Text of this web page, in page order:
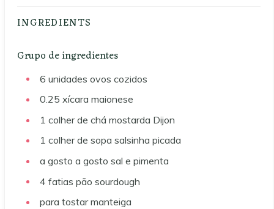
INGREDIENTS
Grupo de ingredientes
6 unidades ovos cozidos
0.25 xícara maionese
1 colher de chá mostarda Dijon
1 colher de sopa salsinha picada
a gosto a gosto sal e pimenta
4 fatias pão sourdough
para tostar manteiga